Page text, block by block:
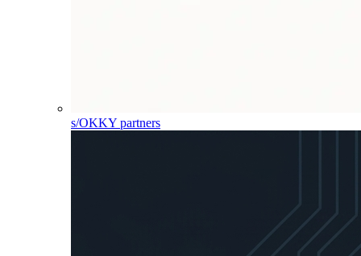
s/OKKY partners